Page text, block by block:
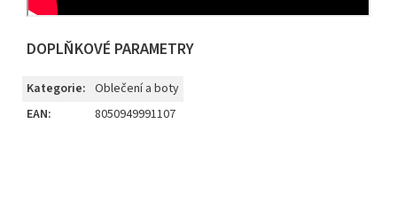
DOPLŇKOVÉ PARAMETRY
Kategorie: Oblečení a boty
EAN: 8050949991107